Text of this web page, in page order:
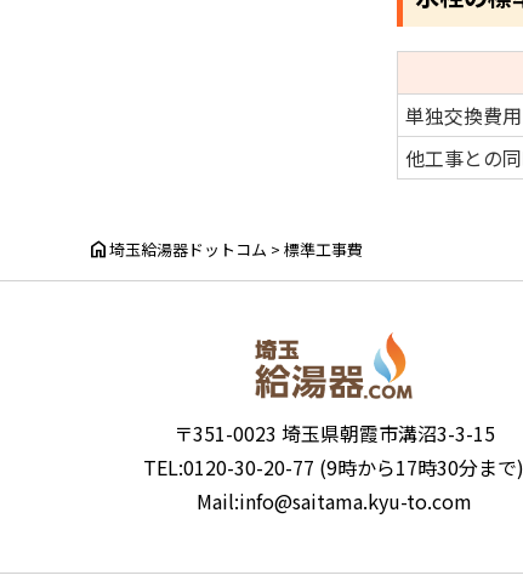
単独交換費用
他工事との
home埼玉給湯器ドットコム > 標準工事費
〒351-0023 埼玉県朝霞市溝沼3-3-15
TEL:0120-30-20-77 (9時から17時30分まで)
Mail:info@saitama.kyu-to.com